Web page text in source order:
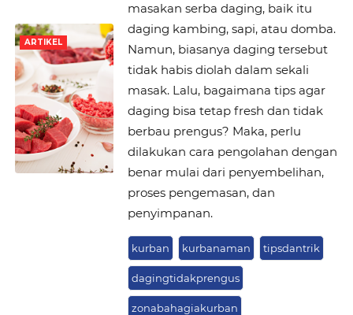
ARTIKEL
masakan serba daging, baik itu
daging kambing, sapi, atau domba.
Namun, biasanya daging tersebut
tidak habis diolah dalam sekali
masak. Lalu, bagaimana tips agar
daging bisa tetap fresh dan tidak
berbau prengus? Maka, perlu
dilakukan cara pengolahan dengan
benar mulai dari penyembelihan,
proses pengemasan, dan
penyimpanan.
kurban kurbanaman tipsdantrik
dagingtidakprengus
zonabahagiakurban